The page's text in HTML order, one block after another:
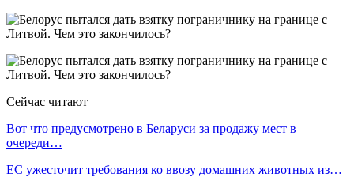
Сейчас читают
Вот что предусмотрено в Беларуси за продажу мест в
очереди…
ЕС ужесточит требования ко ввозу домашних животных из…